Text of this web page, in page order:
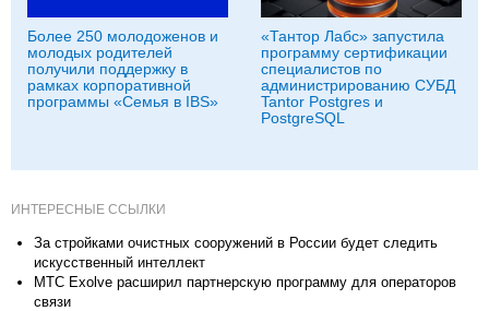
Более 250 молодоженов и
молодых родителей
получили поддержку в
рамках корпоративной
программы «Семья в IBS»
«Тантор Лабс» запустила
программу сертификации
специалистов по
администрированию СУБД
Tantor Postgres и
PostgreSQL
ИНТЕРЕСНЫЕ ССЫЛКИ
За стройками очистных сооружений в России будет следить
искусственный интеллект
МТС Exolve расширил партнерскую программу для операторов
связи